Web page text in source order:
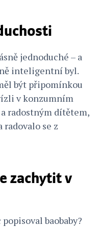
jednoduché – a
inteligentní byl.
být připomínkou
v konzumním
radostným dítětem,
se z
zachytit v
baobaby?